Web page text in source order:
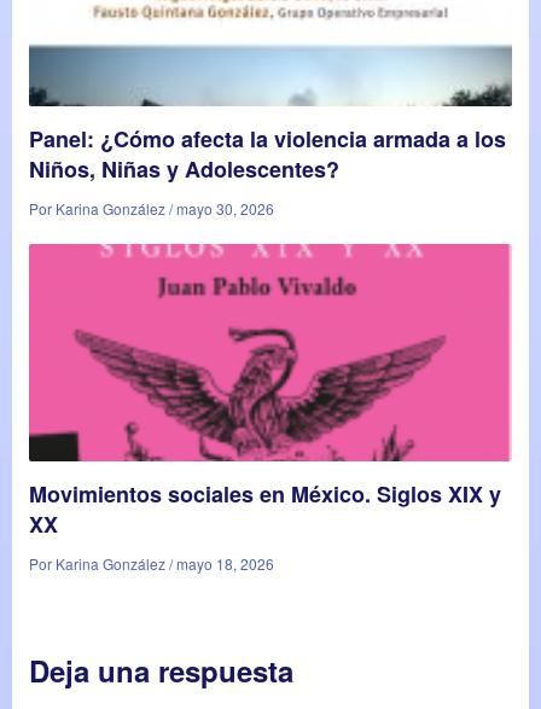
Panel: ¿Cómo afecta la violencia armada a los
Niños, Niñas y Adolescentes?
Por Karina González / mayo 30, 2026
Movimientos sociales en México. Siglos XIX y
XX
Por Karina González / mayo 18, 2026
Deja una respuesta